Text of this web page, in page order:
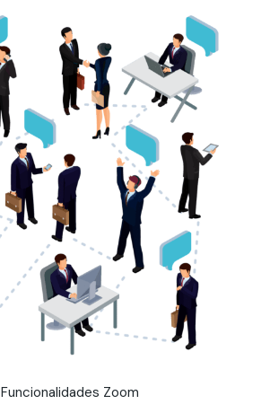
Funcionalidades Zoom